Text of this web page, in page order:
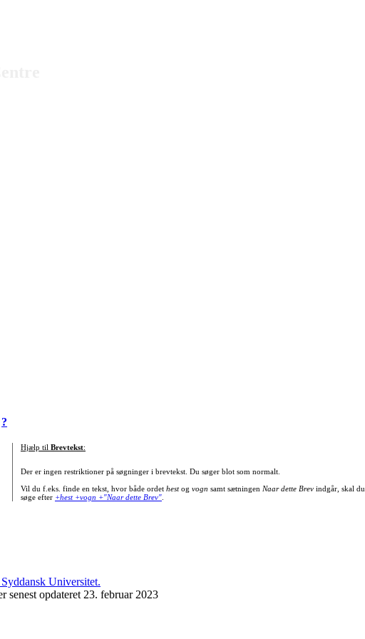
?
Hjælp til Brevtekst:
Der er ingen restriktioner på søgninger i brevtekst. Du søger blot som normalt.
Vil du f.eks. finde en tekst, hvor både ordet hestog vogn samt sætningen Naar dette Brevindgår, skal du
søge efter +hest +vogn +"Naar dette Brev".
senest opdateret 23. februar 2023